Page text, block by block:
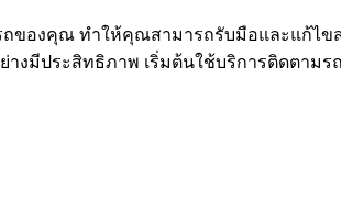
ถของคุณ ทำให้คุณสามารถรับมือและแก้ไข
งมีประสิทธิภาพ เริ่มต้นใช้บริการติดตาม